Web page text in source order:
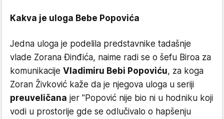
Kakva je uloga Bebe Popovića
Jedna uloga je podelila predstavnike tadašnje
vlade Zorana Đinđića, naime radi se o šefu Biroa za
komunikacije Vladimiru Bebi Popoviću, za koga
Zoran Živković kaže da je njegova uloga u seriji
preuveličana jer "Popović nije bio ni u hodniku koji
vodi u prostorije gde se odlučivalo o hapšenju